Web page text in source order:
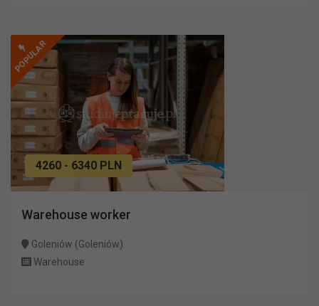
POPULAR
4260 - 6340 PLN
Warehouse worker
Goleniów (Goleniów)
Warehouse